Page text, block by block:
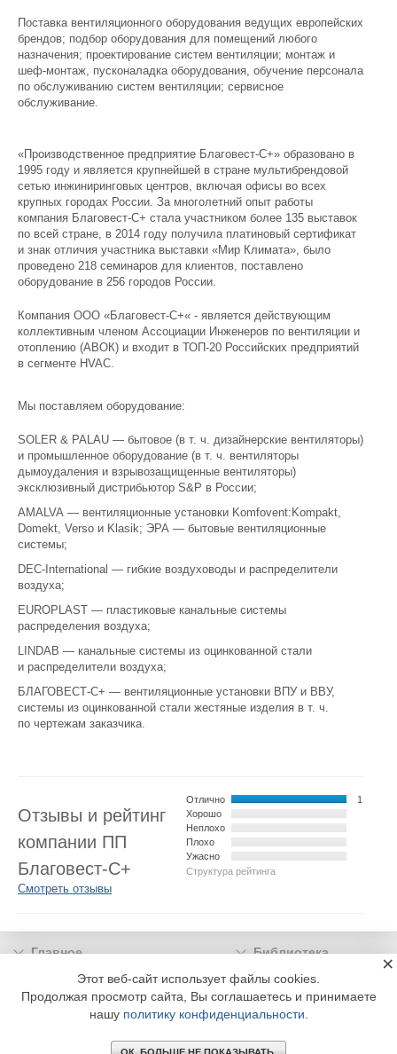
Россия,Москва,ул. Пришвина, д. 26
Телефон: +7 (495) 582 42 48
Филиал #6:
Россия,Санкт-Петербург
Филиал #7:
Россия,Новосибирск,ул. Н.Островского, д. 49
Телефон:+7 (383) 224 19 38
Сайт:www.blagovest-sibir.ru
Филиал #8:
Россия,Нижний Новгород ,ул. Белинского, д.41
Телефон:+7 (831) 278 49 27
Филиал #9:
Россия,Казань,Казань, ул.Лесгафта 6/57
Телефон:+7 (843) 236 87 31
Россия,Воронеж
Ул. Кривошеина, д. 13
Телефон:+7 (4732) 263 07 90
Сайт: www.blagovest-vrn.ru
Россия,Оренбург,проезд Автоматики, д.12
Телефон:+7 (353) 299 17 93
Сайт:www.blagovest-orb.ru
Филиал #12:
Телефон:+7 (472) 240 00 64
Сайт:www.blagovest-blg.ru
Филиал #13:
Телефон:+7 (844) 259 75 59
Сайт:www.blagovest-vlg.ru
Россия,Краснодар
ул. Курортный поселок д. 57
Сайт:www.blagovest-kuban.ru
Сайт:www.blagovest-a.ru
Поставка вентиляционного оборудования ведущих европейских
брендов; подбор оборудования для помещений любого
назначения; проектирование систем вентиляции; монтаж и
шеф-монтаж, пусконаладка оборудования, обучение персонала
по обслуживанию систем вентиляции; сервисное
обслуживание.
«Производственное предприятие Благовест-С+» образовано в
1995 году и является крупнейшей в стране мультибрендовой
сетью инжиниринговых центров, включая офисы во всех
крупных городах России. За многолетний опыт работы
компания Благовест-С+ стала участником более 135 выставок
по всей стране, в 2014 году получила платиновый сертификат
и знак отличия участника выставки «Мир Климата», было
проведено 218 семинаров для клиентов, поставлено
оборудование в 256 городов России.
Компания ООО «Благовест-С+« - является действующим
коллективным членом Ассоциации Инженеров по вентиляции и
отоплению (АВОК) и входит в ТОП-20 Российских предприятий
в сегменте HVAC.
Мы поставляем оборудование:
SOLER & PALAU — бытовое (в т. ч. дизайнерские вентиляторы)
и промышленное оборудование (в т. ч. вентиляторы
дымоудаления и взрывозащищенные вентиляторы)
эксклюзивный дистрибьютор S&P в России;
AMALVA — вентиляционные установки Komfovent:Kompakt,
Domekt, Verso и Klasik; ЭРА — бытовые вентиляционные
системы;
DEC-International — гибкие воздуховоды и распределители
воздуха;
EUROPLAST — пластиковые канальные системы
распределения воздуха;
LINDAB — канальные системы из оцинкованной стали
и распределители воздуха;
БЛАГОВЕСТ-С+ — вентиляционные установки ВПУ и ВВУ,
системы из оцинкованной стали жестяные изделия в т. ч.
по чертежам заказчика.
Структура рейтинга
Отлично
1
Хорошо
Неплохо
Плохо
Ужасно
Отзывы и рейтинг
компании ПП
Благовест-С+
Смотреть отзывы
Главное
Библиотека
Подписка
Реклама
Информация
© 2002 - 2026 OOO Издательский дом «МЕДИА ТЕХНОЛОДЖИ» +7 (495) 665-00-
Этот веб-сайт использует файлы cookies.
Продолжая просмотр сайта, Вы соглашаетесь и принимаете
нашу политику конфиденциальности
×